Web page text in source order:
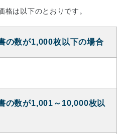
格は以下のとおりです。
の数が1,000枚以下の場合
の数が1,001～10,000枚以